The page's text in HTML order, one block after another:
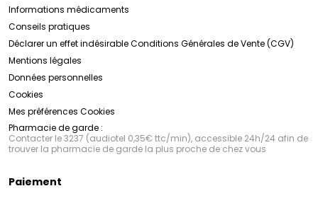
Informations médicaments
Conseils pratiques
Déclarer un effet indésirableConditions Générales de Vente (CGV)
Mentions légales
Données personnelles
Cookies
Mes préférences Cookies
Pharmacie de garde :
Contacter le 3237 (audiotel 0,35€ ttc/min), accessible 24h/24 afin de
trouver la pharmacie de garde la plus proche de chez vous
Paiement